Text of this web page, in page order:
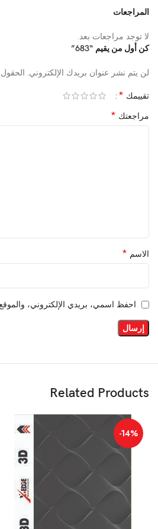
المراجعات
لا توجد مراجعات بعد.
كن أول من يقيم “683”
لن يتم نشر عنوان بريدك الإلكتروني. الحقول
تقييمك *
مراجعتك *
الاسم *
احفظ اسمي، بريدي الإلكتروني،
Related Products
-14%